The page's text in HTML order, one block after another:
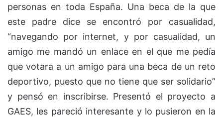
personas en toda España. Una beca de la que
este padre dice se encontró por casualidad,
“navegando por internet, y por casualidad, un
amigo me mandó un enlace en el que me pedía
que votara a un amigo para una beca de un reto
deportivo, puesto que no tiene que ser solidario”
y pensó en inscribirse. Presentó el proyecto a
GAES, les pareció interesante y lo pusieron en la